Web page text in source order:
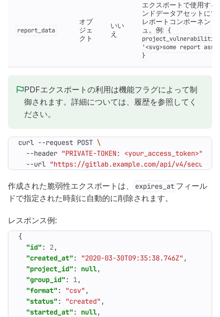
report_data
オブ
ジェ
クト
いい
え
エクスポートで使用する
ンドデータアセットにマ
レポートコンポーネント
ュ。例: {
'<svg>some report
}
PDFエクスポートの利用は機能フラグによって制
御されます。詳細については、履歴を参照してく
ださい。
curl --request POST
  --header
"PRIVATE-TOKEN: <your_access_token>"
  --url
"https://gitlab.example.com/api/v4/
作成された脆弱性エクスポートは、 expires_at フィール
ドで指定された時刻に自動的に削除されます。
レスポンス例:
{
"id" : 2,
"created_at" : "2020-03-30T09:35:38.746Z" ,
"project_id" : null,
"group_id" : 1,
"format" : "csv" ,
"status" : "created" ,
"started_at" : null,